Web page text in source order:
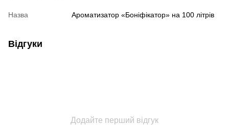
Назва Ароматизатор «Боніфікатор» на 100 літрів
Відгуки
Додайте перший відгук